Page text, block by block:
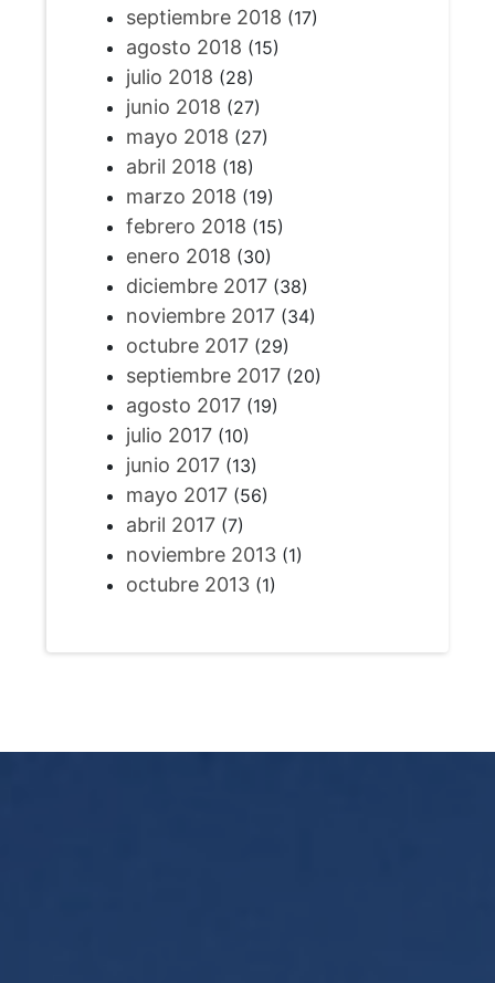
septiembre 2018 (17)
agosto 2018 (15)
julio 2018 (28)
junio 2018 (27)
mayo 2018 (27)
abril 2018 (18)
marzo 2018 (19)
febrero 2018 (15)
enero 2018 (30)
diciembre 2017(38)
noviembre 2017(34)
octubre 2017(29)
septiembre 2017(20)
agosto 2017(19)
julio 2017(10)
junio 2017(13)
mayo 2017(56)
abril 2017(7)
noviembre 2013(1)
octubre 2013(1)